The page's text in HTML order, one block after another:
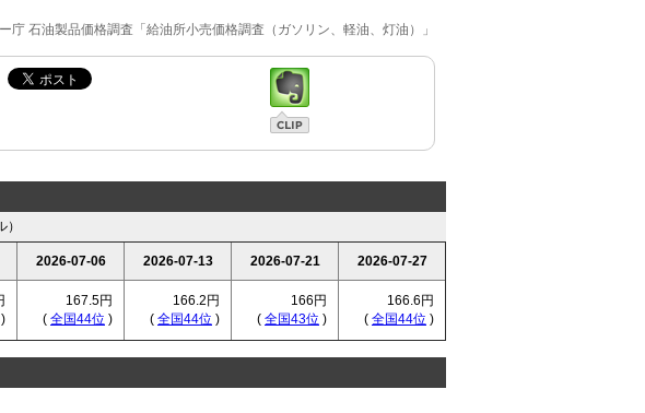
庁 石油製品価格調査「給油所小売価格調査（ガソリン、軽油、灯油）」
2026-07-06 2026-07-13 2026-07-21 2026-07-27
)
167.5円
( 全国44位 )
166.2円
( 全国44位 )
166円
( 全国43位 )
166.6円
( 全国44位 )